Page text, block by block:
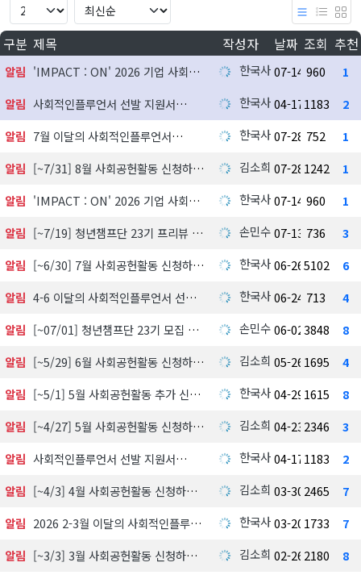
구분 제목 작성자 날짜 조회 추천
알림 'IMPACT : ON' 2026 기업 사회공헌 실천사례 발굴 지원사업 참여기업 모집 한국사회공헌협회
07-14 960
1
알림
사회적인플루언서 선발 지원서 한국사회공헌협회
04-17 1183
2
알림
7월 이달의 사회적인플루언서 한국사회공헌협회
07-28 752
1
알림
[~7/31] 8월 사회공헌활동 신청하기 김소희 07-28 1242
1
알림
'IMPACT : ON' 2026 기업 사회공헌 실천사례 발굴 지원사업 참여기업 모집 한국사회공헌협회
07-14 960
1
알림
[~7/19] 청년챔프단 23기 프리뷰 신청하기 손민수07-13 736
3
알림
[~6/30] 7월 사회공헌활동 신청하기 한국사회공헌협회
06-26 5102
6
알림
4-6 이달의 사회적인플루언서 선정 발표 한국사회공헌협회
06-24 713
4
알림
[~07/01] 청년챔프단 23기 모집 中 손민수06-02 3848
8
알림
[~5/29] 6월 사회공헌활동 신청하기 김소희 05-26 1695
4
알림
[~5/1] 5월 사회공헌활동 추가 신청하기 한국사회공헌협회
04-29 1615
8
알림
[~4/27] 5월 사회공헌활동 신청하기 김소희 04-23 2346
3
알림
사회적인플루언서 선발 지원서 한국사회공헌협회
04-17 1183
2
알림
[~4/3] 4월 사회공헌활동 신청하기 김소희 03-30 2465
7
알림
2026 2-3월 이달의 사회적인플루언서 선정 발표 한국사회공헌협회
03-20 1733
7
알림
[~3/3] 3월 사회공헌활동 신청하기 김소희 02-26 2180
8